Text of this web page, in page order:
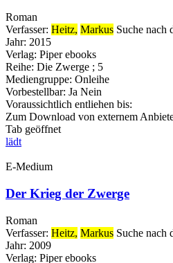
Roman
Verfasser: Heitz, Markus Suche nach
Jahr: 2015
Verlag: Piper ebooks
Reihe: Die Zwerge ; 5
Mediengruppe: Onleihe
Vorbestellbar: Ja Nein
Voraussichtlich entliehen bis:
Zum Download von externem
Tab geöffnet
lädt
E-Medium
Der Krieg der Zwerge
Roman
Verfasser: Heitz, Markus Suche nach
Jahr: 2009
Verlag: Piper ebooks